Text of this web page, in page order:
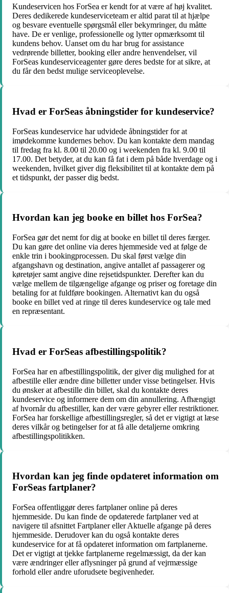
Kundeservicen hos ForSea er kendt for at være af høj kvalitet.
Deres dedikerede kundeserviceteam er altid parat til at hjælpe
og besvare eventuelle spørgsmål eller bekymringer, du måtte
have. De er venlige, professionelle og lytter opmærksomt til
kundens behov. Uanset om du har brug for assistance
vedrørende billetter, booking eller andre henvendelser, vil
ForSeas kundeserviceagenter gøre deres bedste for at sikre, at
du får den bedst mulige serviceoplevelse.
Hvad er ForSeas åbningstider for kundeservice?
ForSeas kundeservice har udvidede åbningstider for at
imødekomme kundernes behov. Du kan kontakte dem mandag
til fredag fra kl. 8.00 til 20.00 og i weekenden fra kl. 9.00 til
17.00. Det betyder, at du kan få fat i dem på både hverdage og i
weekenden, hvilket giver dig fleksibilitet til at kontakte dem på
et tidspunkt, der passer dig bedst.
Hvordan kan jeg booke en billet hos ForSea?
ForSea gør det nemt for dig at booke en billet til deres færger.
Du kan gøre det online via deres hjemmeside ved at følge de
enkle trin i bookingprocessen. Du skal først vælge din
afgangshavn og destination, angive antallet af passagerer og
køretøjer samt angive dine rejsetidspunkter. Derefter kan du
vælge mellem de tilgængelige afgange og priser og foretage din
betaling for at fuldføre bookingen. Alternativt kan du også
booke en billet ved at ringe til deres kundeservice og tale med
en repræsentant.
Hvad er ForSeas afbestillingspolitik?
ForSea har en afbestillingspolitik, der giver dig mulighed for at
afbestille eller ændre dine billetter under visse betingelser. Hvis
du ønsker at afbestille din billet, skal du kontakte deres
kundeservice og informere dem om din annullering. Afhængigt
af hvornår du afbestiller, kan der være gebyrer eller restriktioner.
ForSea har forskellige afbestillingsregler, så det er vigtigt at læse
deres vilkår og betingelser for at få alle detaljerne omkring
afbestillingspolitikken.
Hvordan kan jeg finde opdateret information om
ForSeas fartplaner?
ForSea offentliggør deres fartplaner online på deres
hjemmeside. Du kan finde de opdaterede fartplaner ved at
navigere til afsnittet Fartplaner eller Aktuelle afgange på deres
hjemmeside. Derudover kan du også kontakte deres
kundeservice for at få opdateret information om fartplanerne.
Det er vigtigt at tjekke fartplanerne regelmæssigt, da der kan
være ændringer eller aflysninger på grund af vejrmæssige
forhold eller andre uforudsete begivenheder.